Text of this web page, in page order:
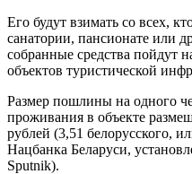
Его будут взимать со всех,
санатории, пансионате или
собранные средства пойдут
объектов туристической
Размер пошлины на одного
проживания в объекте
рублей (3,51 белорусского,
Нацбанка Беларуси,
Sputnik).